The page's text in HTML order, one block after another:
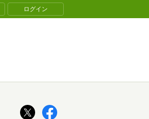
ログイン